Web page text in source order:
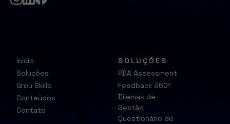
Início
Soluções
Grou Skills
Conteúdos
Contato
SOLUÇÕES
PDA Assessment
Feedback 360º
Dilemas de
Gestão
Questionário de